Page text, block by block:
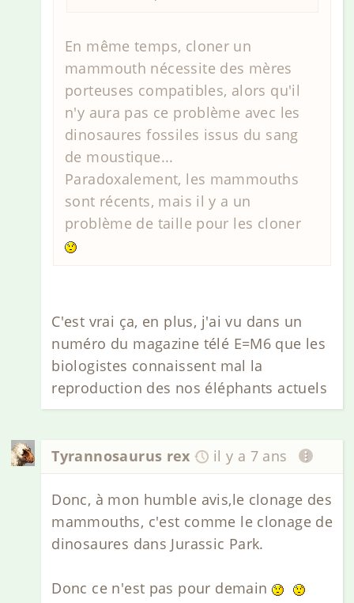
En même temps, cloner un
mammouth nécessite des mères
porteuses compatibles, alors qu'il
n'y aura pas ce problème avec les
dinosaures fossiles issus du sang
de moustique...
Paradoxalement, les mammouths
sont récents, mais il y a un
problème de taille pour les cloner
C'est vrai ça, en plus, j'ai vu dans un
numéro du magazine télé E=M6 que les
biologistes connaissent mal la
reproduction des nos éléphants actuels
Tyrannosaurus rex il y a 7 ans
Donc, à mon humble avis,le clonage des
mammouths, c'est comme le clonage de
dinosaures dans Jurassic Park.
Donc ce n'est pas pour demain